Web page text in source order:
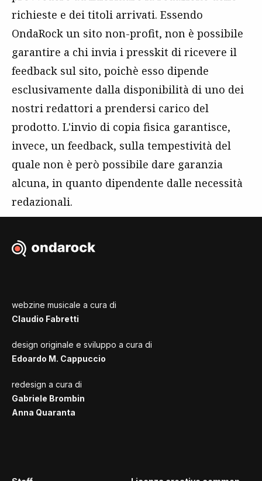
richieste e dei titoli arrivati. Essendo
OndaRock un sito non-profit, non è possibile
garantire a chi invia i presskit di ricevere il
feedback sul sito, poichè esso dipende
esclusivamente dalla disponibilità di uno dei
nostri redattori a prendersi carico del
prodotto. L'invio di copia fisica garantisce,
invece, un feedback, sulla tempestività del
quale non è però possibile dare garanzia
alcuna, in quanto dipendente dalle necessità
redazionali.
webzine musicale a cura di
Claudio Fabretti
design originale e sviluppo a cura di
Edoardo M. Cappuccio
redesign a cura di
Gabriele Brombin
Anna Quaranta